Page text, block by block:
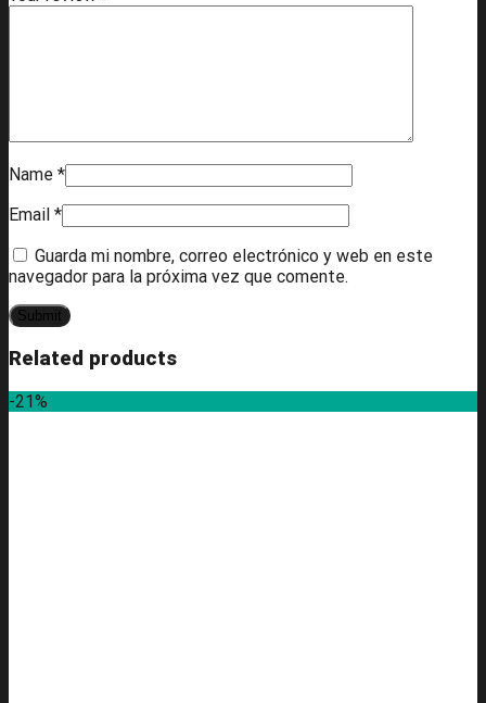
Name *
Email *
Guarda mi nombre, correo electrónico y web en este
navegador para la próxima vez que comente.
Related products
-21%